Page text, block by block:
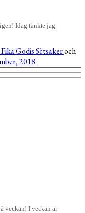
Idag tänkte jag
FikaGodisSötsakeroch
2018
veckan! I veckan är